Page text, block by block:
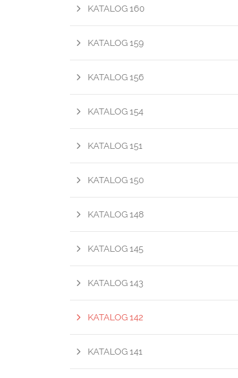
KATALOG 160
KATALOG 159
KATALOG 156
KATALOG 154
KATALOG 151
KATALOG 150
KATALOG 148
KATALOG 145
KATALOG 143
KATALOG 142
KATALOG 141